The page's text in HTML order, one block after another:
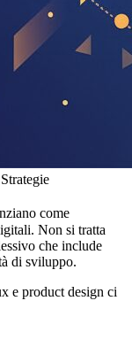
come
Non si tratta
che include
di sviluppo.
e product design ci